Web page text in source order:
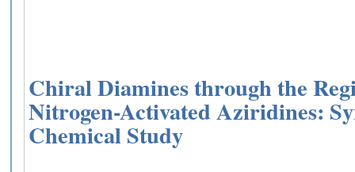
Chiral Diamines through the
Nitrogen-Activated Aziridines:
Chemical Study